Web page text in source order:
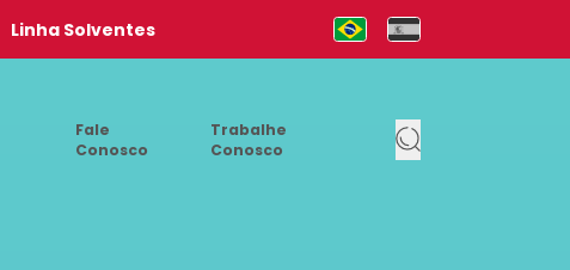
Linha Solventes
Fale
Conosco
Trabalhe
Conosco